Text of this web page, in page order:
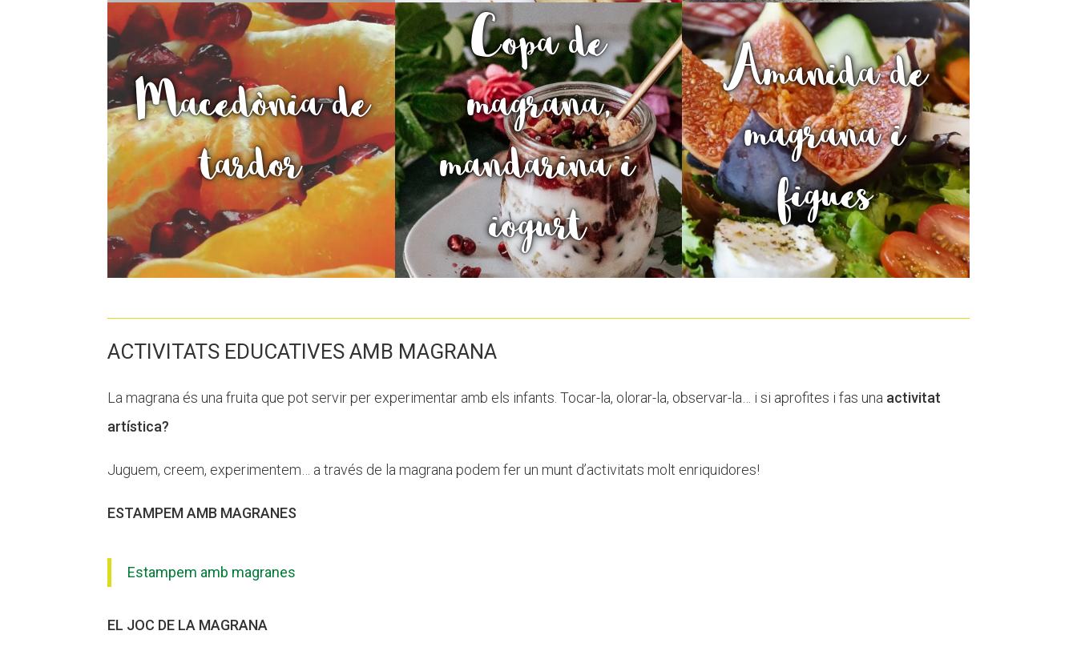
Macedònia de
tardor
Copa de
magrana,
mandarina i
iogurt
Amanida de
magrana i
figues
ACTIVITATS EDUCATIVES AMB MAGRANA
La magrana és una fruita que pot servir per experimentar amb els infants. Tocar-la, olorar-la, observar-la… i si aprofites i fas una activitat
artística?
Juguem, creem, experimentem… a través de la magrana podem fer un munt d’activitats molt enriquidores!
ESTAMPEM AMB MAGRANES
Estampem amb magranes
EL JOC DE LA MAGRANA